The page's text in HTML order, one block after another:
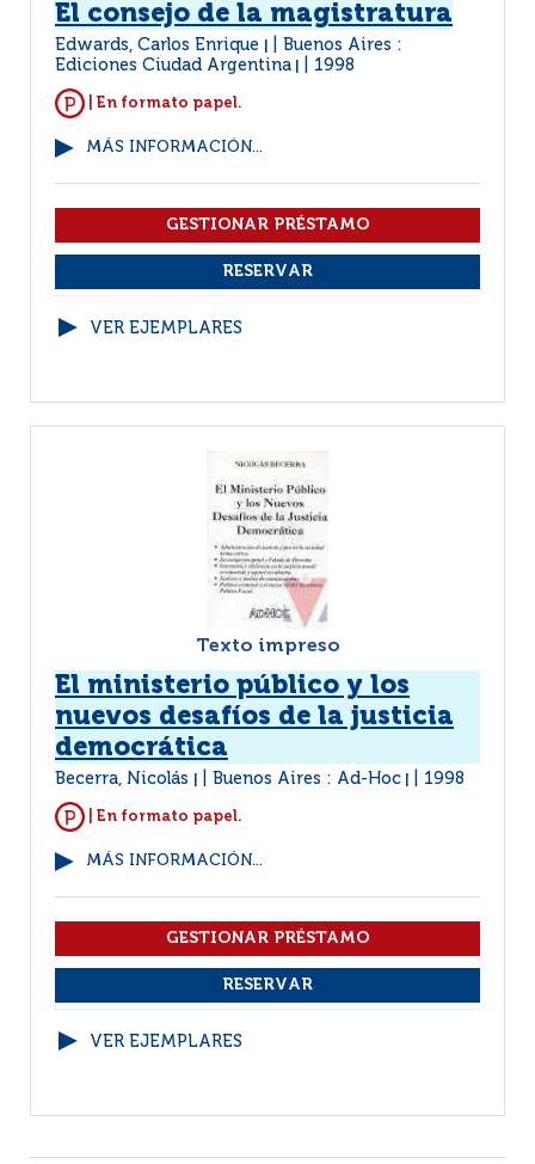
El consejo de la magistratura
Edwards, Carlos Enrique
Buenos Aires :
Ediciones Ciudad Argentina
1998
| En formato papel.
MÁS INFORMACIÓN...
VER EJEMPLARES
Texto impreso
El ministerio público y los
nuevos desafíos de la justicia
democrática
Becerra, Nicolás Buenos Aires : Ad-Hoc 1998
| En formato papel.
MÁS INFORMACIÓN...
VER EJEMPLARES